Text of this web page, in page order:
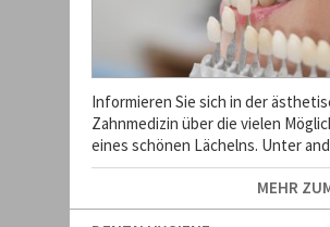
Informieren Sie sich in der
Zahnmedizin über die vielen
eines schönen Lächelns. Unter
MEHR